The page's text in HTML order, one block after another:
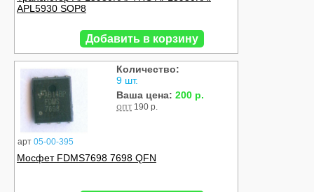
APL5930 SOP8
Добавить в корзину
арт 05-00-395
Количество:
9 шт.
Ваша цена: 200 р.
опт 190 р.
Мосфет FDMS7698 7698 QFN